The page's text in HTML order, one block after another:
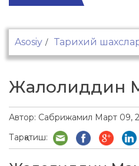
Asosiy Тарихий
Жалолиддин
Автор: Сабрижамил Март 09,
Тарқатиш: